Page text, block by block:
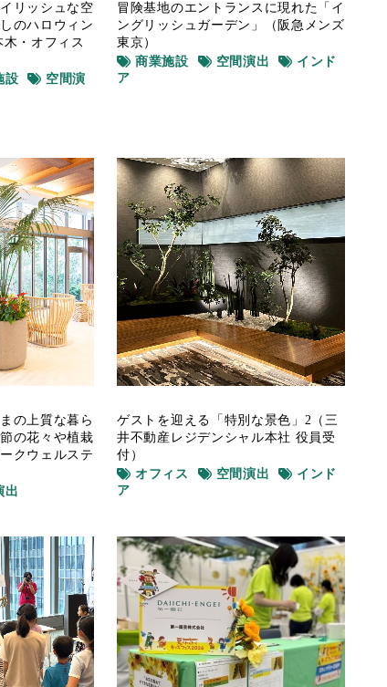
リッシュな空
のハロウィン
・オフィス
設
空間演
冒険基地のエントランスに現れた「イ
ングリッシュガーデン」（阪急メンズ
東京）
商業施設
空間演出
インド
ア
の上質な暮ら
の花々や植栽
クウェルステ
出
ゲストを迎える「特別な景色」2（三
井不動産レジデンシャル本社 役員受
付）
オフィス
空間演出
インド
ア